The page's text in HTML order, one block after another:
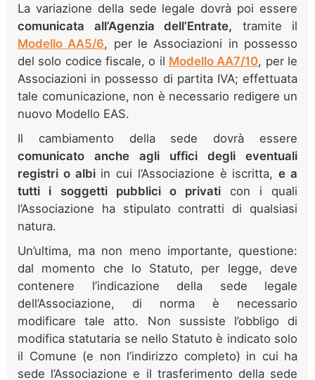
La variazione della sede legale dovrà poi essere
comunicata all’Agenzia dell’Entrate, tramite il
Modello AA5/6, per le Associazioni in possesso
del solo codice fiscale, o il Modello AA7/10, per le
Associazioni in possesso di partita IVA; effettuata
tale comunicazione, non è necessario redigere un
nuovo Modello EAS.
Il cambiamento della sede dovrà essere
comunicato anche agli uffici degli eventuali
registri o albiin cui l’Associazione è iscritta,e a
tutti i soggetti pubblici o privati con i quali
l’Associazione ha stipulato contratti di qualsiasi
natura.
Un’ultima, ma non meno importante, questione:
dal momento che lo Statuto, per legge, deve
contenere l’indicazione della sede legale
dell’Associazione, di norma è necessario
modificare tale atto. Non sussiste l’obbligo di
modifica statutaria se nello Statuto è indicato solo
il Comune (e non l’indirizzo completo) in cui ha
sede l’Associazione e il trasferimento della sede